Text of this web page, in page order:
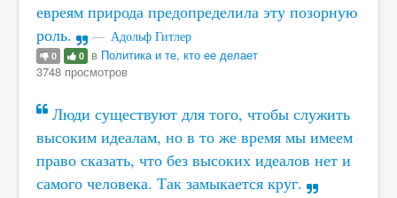
евреям природа предопределила эту позорную
роль.
Адольф Гитлер
0 0 в Политика и те, кто ее делает
3748 просмотров
Люди существуют для того, чтобы служить
высоким идеалам, но в то же время мы имеем
право сказать, что без высоких идеалов нет и
самого человека. Так замыкается круг.